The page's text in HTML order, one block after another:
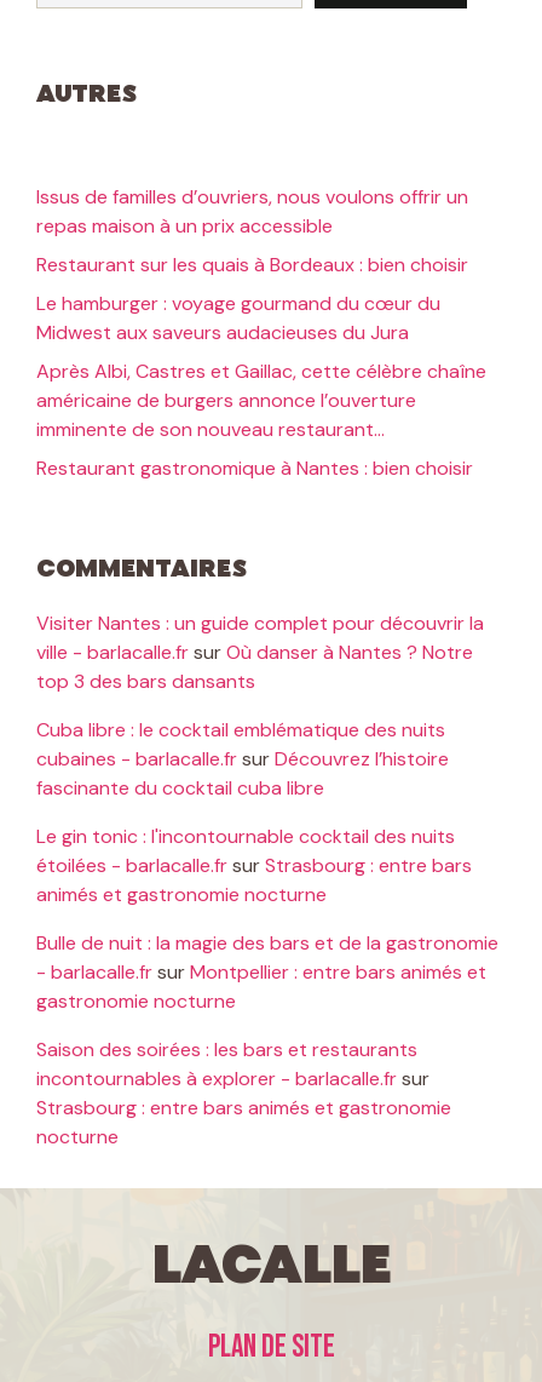
Autres
Issus de familles d’ouvriers, nous voulons offrir un
repas maison à un prix accessible
Restaurant sur les quais à Bordeaux : bien choisir
Le hamburger : voyage gourmand du cœur du
Midwest aux saveurs audacieuses du Jura
Après Albi, Castres et Gaillac, cette célèbre chaîne
américaine de burgers annonce l’ouverture
imminente de son nouveau restaurant…
Restaurant gastronomique à Nantes : bien choisir
Commentaires
Visiter Nantes : un guide complet pour découvrir la
ville - barlacalle.frsurOù danser à Nantes ? Notre
top 3 des bars dansants
Cuba libre : le cocktail emblématique des nuits
cubaines - barlacalle.frsurDécouvrez l’histoire
fascinante du cocktail cuba libre
Le gin tonic : l'incontournable cocktail des nuits
étoilées - barlacalle.frsurStrasbourg : entre bars
animés et gastronomie nocturne
Bulle de nuit : la magie des bars et de la gastronomie
- barlacalle.frsurMontpellier : entre bars animés et
gastronomie nocturne
Saison des soirées : les bars et restaurants
incontournables à explorer - barlacalle.frsur
Strasbourg : entre bars animés et gastronomie
nocturne
LaCalle
Plan de site